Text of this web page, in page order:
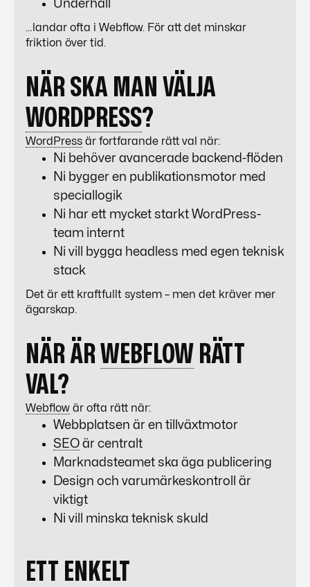
Underhåll
…landar ofta i Webflow. För att det minskar
friktion över tid.
NÄR SKA MAN VÄLJA
WORDPRESS?
WordPress är fortfarande rätt val när:
Ni behöver avancerade backend-flöden
Ni bygger en publikationsmotor med
speciallogik
Ni har ett mycket starkt WordPress-
team internt
Ni vill bygga headless med egen teknisk
stack
Det är ett kraftfullt system – men det kräver mer
ägarskap.
NÄR ÄRWEBFLOW RÄTT
VAL?
Webflow är ofta rätt när:
Webbplatsen är en tillväxtmotor
SEO är centralt
Marknadsteamet ska äga publicering
Design och varumärkeskontroll är
viktigt
Ni vill minska teknisk skuld
ETT ENKELT